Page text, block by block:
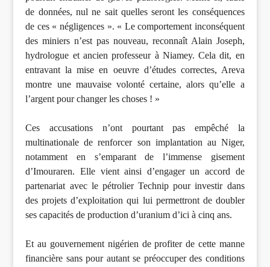
de données, nul ne sait quelles seront les conséquences
de ces « négligences ». « Le comportement inconséquent
des miniers n’est pas nouveau, reconnaît Alain Joseph,
hydrologue et ancien professeur à Niamey. Cela dit, en
entravant la mise en oeuvre d’études correctes, Areva
montre une mauvaise volonté certaine, alors qu’elle a
l’argent pour changer les choses ! »
Ces accusations n’ont pourtant pas empêché la
multinationale de renforcer son implantation au Niger,
notamment en s’emparant de l’immense gisement
d’Imouraren. Elle vient ainsi d’engager un accord de
partenariat avec le pétrolier Technip pour investir dans
des projets d’exploitation qui lui permettront de doubler
ses capacités de production d’uranium d’ici à cinq ans.
Et au gouvernement nigérien de profiter de cette manne
financière sans pour autant se préoccuper des conditions